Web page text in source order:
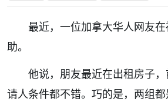
最近，一位加拿大华人网友
助。
他说，朋友最近在出租房子
请人条件都不错。巧的是，两组